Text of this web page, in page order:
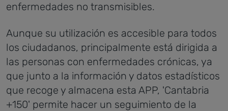
enfermedades no transmisibles.
Aunque su utilización es accesible para todos
los ciudadanos, principalmente está dirigida a
las personas con enfermedades crónicas, ya
que junto a la información y datos estadísticos
que recoge y almacena esta APP, 'Cantabria
+150' permite hacer un seguimiento de la